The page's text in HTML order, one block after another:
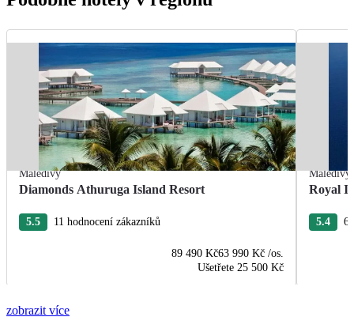
Maledivy
Diamonds Athuruga Island Resort
5.5 11 hodnocení zákazníků
89 490 Kč63 990 Kč /os.
Ušetřete 25 500 Kč
Maledivy
Royal
5.4
zobrazit více